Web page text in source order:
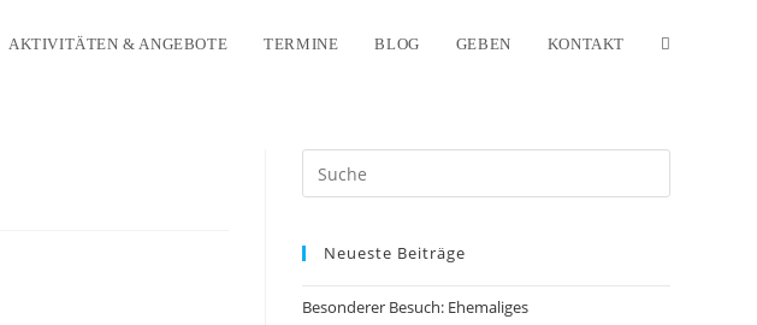
AKTIVITÄTEN & ANGEBOTE TERMINE BLOG GEBEN KONTAKT
Neueste Beiträge
Besonderer Besuch: Ehemaliges